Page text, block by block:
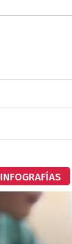
INFOGRAFÍAS